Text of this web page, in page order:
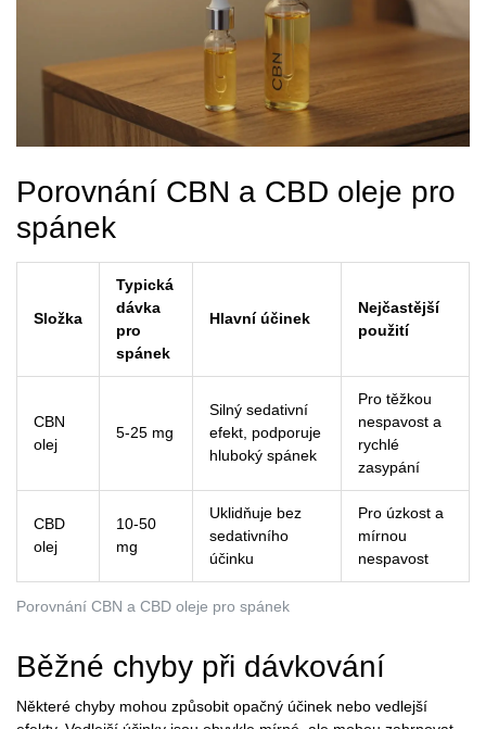
Porovnání CBN a CBD oleje pro
spánek
Porovnání CBN a CBD oleje pro spánek
Složka
Typická
dávka
pro
spánek
Hlavní účinek
Nejčastější
použití
CBN
olej
5-25 mg
Silný sedativní
efekt, podporuje
hluboký spánek
Pro těžkou
nespavost a
rychlé
zasypání
CBD
olej
10-50
mg
Uklidňuje bez
sedativního
účinku
Pro úzkost a
mírnou
nespavost
Běžné chyby při dávkování
Některé chyby mohou způsobit opačný účinek nebo vedlejší